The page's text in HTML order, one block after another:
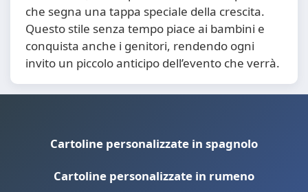
che segna una tappa speciale della crescita.
Questo stile senza tempo piace ai bambini e
conquista anche i genitori, rendendo ogni
invito un piccolo anticipo dell’evento che verrà.
Cartoline personalizzate in spagnolo
Cartoline personalizzate in rumeno